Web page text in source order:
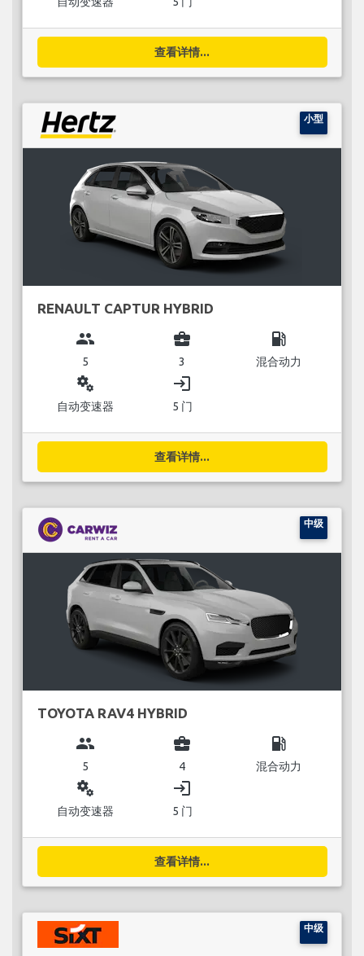
查看详情...
小型
RENAULT CAPTUR HYBRID
group
5
business_center
3
local_gas_station
混合动力
miscellaneous_services
自动变速器
login
5 门
查看详情...
中级
TOYOTA RAV4 HYBRID
group
5
business_center
4
local_gas_station
混合动力
miscellaneous_services
自动变速器
login
5 门
查看详情...
中级